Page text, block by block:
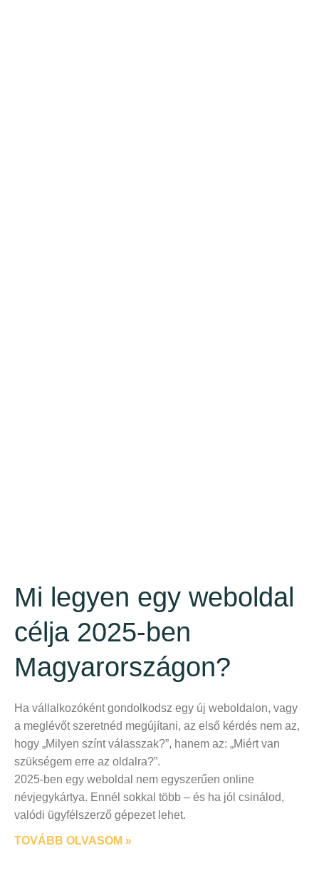
Mi legyen egy weboldal
célja 2025-ben
Magyarországon?
Ha vállalkozóként gondolkodsz egy új weboldalon, vagy
a meglévőt szeretnéd megújítani, az első kérdés nem az,
hogy „Milyen színt válasszak?”, hanem az: „Miért van
szükségem erre az oldalra?”.
2025-ben egy weboldal nem egyszerűen online
névjegykártya. Ennél sokkal több – és ha jól csinálod,
valódi ügyfélszerző gépezet lehet.
TOVÁBB OLVASOM »